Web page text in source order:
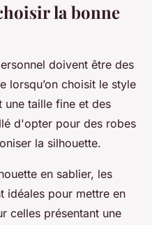
la bonne
doivent être des
lorsqu’on choisit le style
une taille fine et des
d'opter pour des robes
la silhouette.
en sablier, les
idéales pour mettre en
celles présentant une